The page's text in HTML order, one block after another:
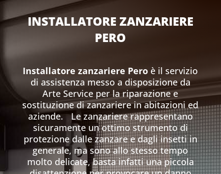
INSTALLATORE ZANZARIERE
PERO
Installatore zanzariere Pero è il servizio
di assistenza messo a disposizione da
Arte Service per la riparazione e
sostituzione di zanzariere in abitazioni ed
aziende. Le zanzariere rappresentano
sicuramente un ottimo strumento di
protezione dalle zanzare e dagli insetti in
generale, ma sono allo stesso tempo
molto delicate, basta infatti una piccola